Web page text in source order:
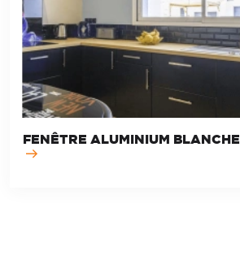
FENÊTRE ALUMINIUM BLANCHE